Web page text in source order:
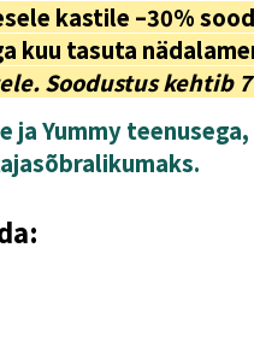
kastile –30%
Soodustus kehtib
Yummy